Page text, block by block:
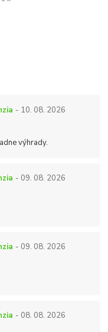
- 10. 08. 2026
výhrady.
- 09. 08. 2026
- 09. 08. 2026
- 08. 08. 2026